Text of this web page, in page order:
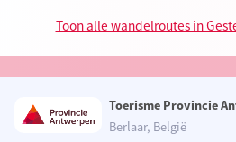
Toon alle wandelroutes in
Toerisme Provincie
Berlaar, België